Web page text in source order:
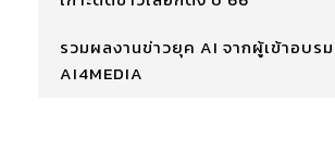
รวมผลงานข่าวยุค AI จากผู้เข้าอบร
AI4MEDIA